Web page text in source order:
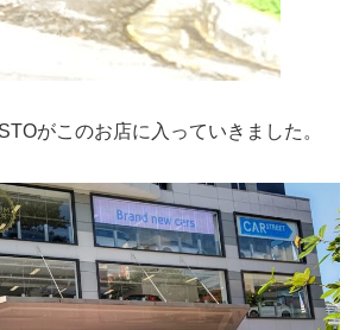
がこのお店に入っていきました。